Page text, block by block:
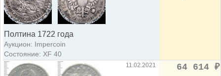
Полтина 1722 года
Аукцион: Impercoin
Состояние: XF 40
11.02.2021 64 614 ₽